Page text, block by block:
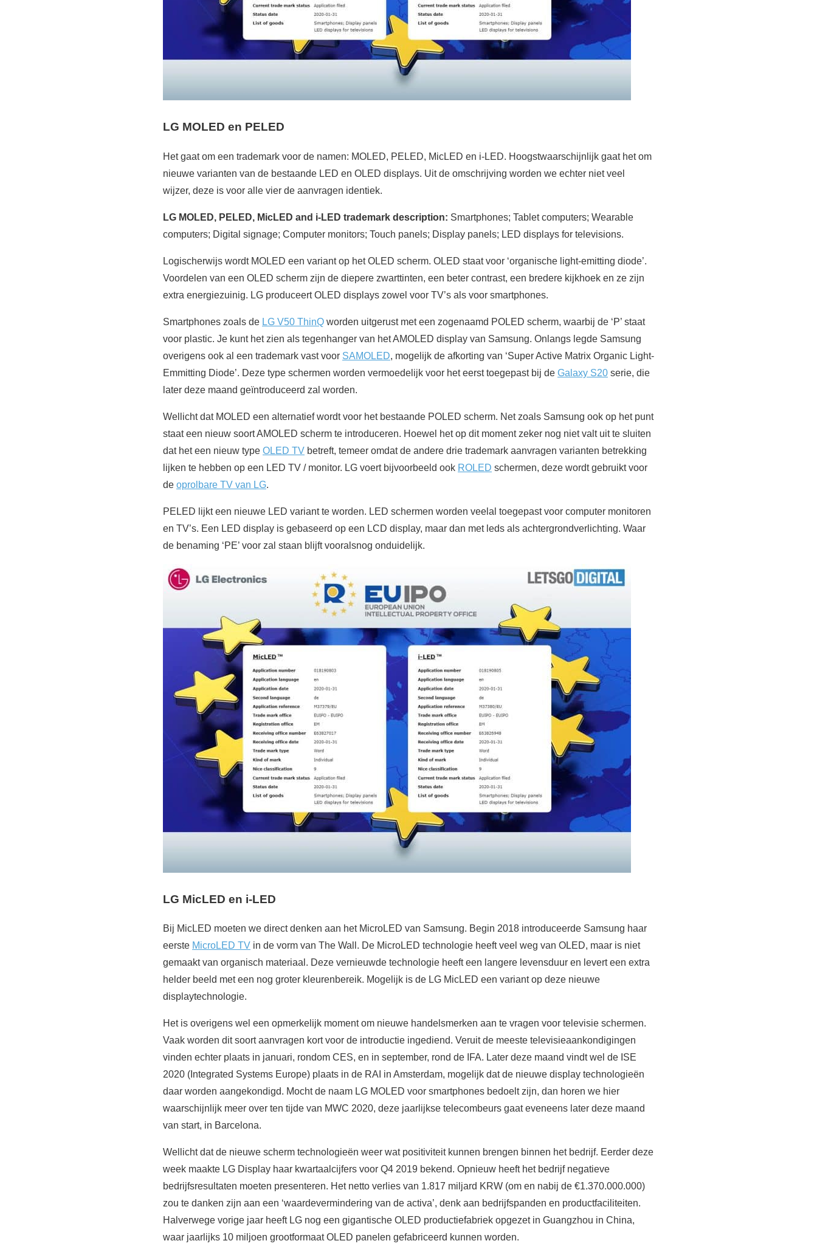
LG MOLED en PELED
Het gaat om een trademark voor de namen: MOLED, PELED, MicLED en i-LED. Hoogstwaarschijnlijk gaat het om
nieuwe varianten van de bestaande LED en OLED displays. Uit de omschrijving worden we echter niet veel
wijzer, deze is voor alle vier de aanvragen identiek.
LG MOLED, PELED, MicLED and i-LED trademark description: Smartphones; Tablet computers; Wearable
computers; Digital signage; Computer monitors; Touch panels; Display panels; LED displays for televisions.
Logischerwijs wordt MOLED een variant op het OLED scherm. OLED staat voor ‘organische light-emitting diode’.
Voordelen van een OLED scherm zijn de diepere zwarttinten, een beter contrast, een bredere kijkhoek en ze zijn
extra energiezuinig. LG produceert OLED displays zowel voor TV’s als voor smartphones.
Smartphones zoals de LG V50 ThinQ worden uitgerust met een zogenaamd POLED scherm, waarbij de ‘P’ staat
voor plastic. Je kunt het zien als tegenhanger van het AMOLED display van Samsung. Onlangs legde Samsung
overigens ook al een trademark vast voor SAMOLED, mogelijk de afkorting van ‘Super Active Matrix Organic Light-
Emmitting Diode’. Deze type schermen worden vermoedelijk voor het eerst toegepast bij de Galaxy S20 serie, die
later deze maand geïntroduceerd zal worden.
Wellicht dat MOLED een alternatief wordt voor het bestaande POLED scherm. Net zoals Samsung ook op het punt
staat een nieuw soort AMOLED scherm te introduceren. Hoewel het op dit moment zeker nog niet valt uit te sluiten
dat het een nieuw type OLED TV betreft, temeer omdat de andere drie trademark aanvragen varianten betrekking
lijken te hebben op een LED TV / monitor. LG voert bijvoorbeeld ook ROLED schermen, deze wordt gebruikt voor
de oprolbare TV van LG.
PELED lijkt een nieuwe LED variant te worden. LED schermen worden veelal toegepast voor computer monitoren
en TV’s. Een LED display is gebaseerd op een LCD display, maar dan met leds als achtergrondverlichting. Waar
de benaming ‘PE’ voor zal staan blijft vooralsnog onduidelijk.
LG MicLED en i-LED
Bij MicLED moeten we direct denken aan het MicroLED van Samsung. Begin 2018 introduceerde Samsung haar
eerste MicroLED TV in de vorm van The Wall. De MicroLED technologie heeft veel weg van OLED, maar is niet
gemaakt van organisch materiaal. Deze vernieuwde technologie heeft een langere levensduur en levert een extra
helder beeld met een nog groter kleurenbereik. Mogelijk is de LG MicLED een variant op deze nieuwe
displaytechnologie.
Het is overigens wel een opmerkelijk moment om nieuwe handelsmerken aan te vragen voor televisie schermen.
Vaak worden dit soort aanvragen kort voor de introductie ingediend. Veruit de meeste televisieaankondigingen
vinden echter plaats in januari, rondom CES, en in september, rond de IFA. Later deze maand vindt wel de ISE
2020 (Integrated Systems Europe) plaats in de RAI in Amsterdam, mogelijk dat de nieuwe display technologieën
daar worden aangekondigd. Mocht de naam LG MOLED voor smartphones bedoelt zijn, dan horen we hier
waarschijnlijk meer over ten tijde van MWC 2020, deze jaarlijkse telecombeurs gaat eveneens later deze maand
van start, in Barcelona.
Wellicht dat de nieuwe scherm technologieën weer wat positiviteit kunnen brengen binnen het bedrijf. Eerder deze
week maakte LG Display haar kwartaalcijfers voor Q4 2019 bekend. Opnieuw heeft het bedrijf negatieve
bedrijfsresultaten moeten presenteren. Het netto verlies van 1.817 miljard KRW (om en nabij de €1.370.000.000)
zou te danken zijn aan een ‘waardevermindering van de activa’, denk aan bedrijfspanden en productfaciliteiten.
Halverwege vorige jaar heeft LG nog een gigantische OLED productiefabriek opgezet in Guangzhou in China,
waar jaarlijks 10 miljoen grootformaat OLED panelen gefabriceerd kunnen worden.